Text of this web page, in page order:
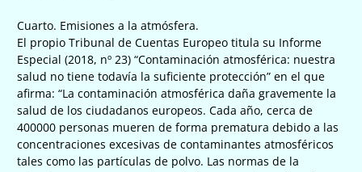
Cuarto. Emisiones a la atmósfera.
El propio Tribunal de Cuentas Europeo titula su Informe
Especial (2018, nº 23) “Contaminación atmosférica: nuestra
salud no tiene todavía la suficiente protección” en el que
afirma: “La contaminación atmosférica daña gravemente la
salud de los ciudadanos europeos. Cada año, cerca de
400000 personas mueren de forma prematura debido a las
concentraciones excesivas de contaminantes atmosféricos
tales como las partículas de polvo. Las normas de la